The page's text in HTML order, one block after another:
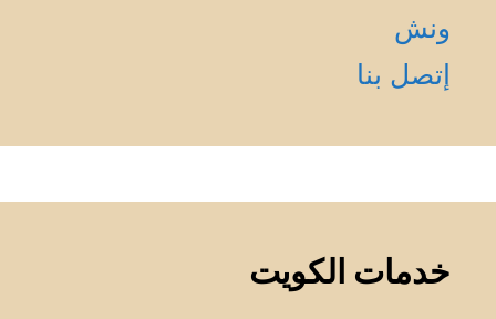
ونش
إتصل بنا
خدمات الكويت